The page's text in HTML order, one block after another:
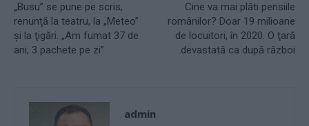
„Busu” se pune pe scris,
renunţă la teatru, la „Meteo”
şi la ţigări. „Am fumat 37 de
ani, 3 pachete pe zi”
Cine va mai plăti pensiile
românilor? Doar 19 milioane
de locuitori, în 2020. O ţară
devastată ca după război
admin